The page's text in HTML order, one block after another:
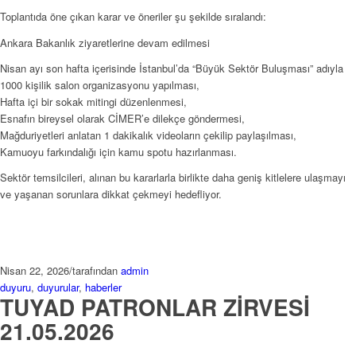
Toplantıda öne çıkan karar ve öneriler şu şekilde sıralandı:
Ankara Bakanlık ziyaretlerine devam edilmesi
Nisan ayı son hafta içerisinde İstanbul’da “Büyük Sektör Buluşması” adıyla
1000 kişilik salon organizasyonu yapılması,
Hafta içi bir sokak mitingi düzenlenmesi,
Esnafın bireysel olarak CİMER’e dilekçe göndermesi,
Mağduriyetleri anlatan 1 dakikalık videoların çekilip paylaşılması,
Kamuoyu farkındalığı için kamu spotu hazırlanması.
Sektör temsilcileri, alınan bu kararlarla birlikte daha geniş kitlelere ulaşmayı
ve yaşanan sorunlara dikkat çekmeyi hedefliyor.
Nisan 22, 2026/tarafından admin
duyuru, duyurular, haberler
TUYAD PATRONLAR ZİRVESİ
21.05.2026